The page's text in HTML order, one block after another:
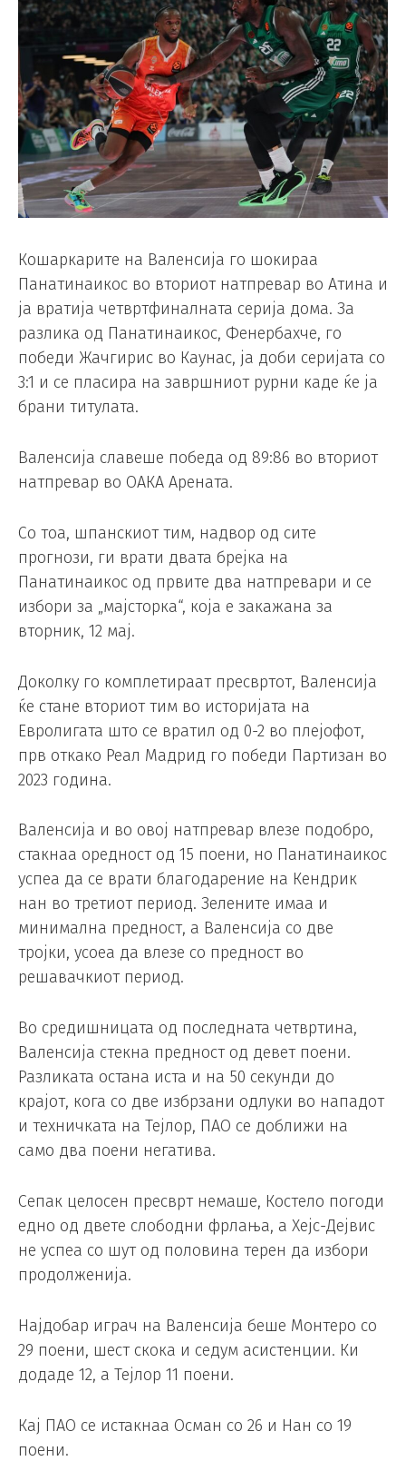
Кошаркарите на Валенсија го шокираа
Панатинаикос во вториот натпревар во Атина и
ја вратија четвртфиналната серија дома. За
разлика од Панатинаикос, Фенербахче, го
победи Жачгирис во Каунас, ја доби серијата со
3:1 и се пласира на завршниот рурни каде ќе ја
брани титулата.
Валенсија славеше победа од 89:86 во вториот
натпревар во ОАКА Арената.
Со тоа, шпанскиот тим, надвор од сите
прогнози, ги врати двата брејка на
Панатинаикос од првите два натпревари и се
избори за „мајсторка“, која е закажана за
вторник, 12 мај.
Доколку го комплетираат пресвртот, Валенсија
ќе стане вториот тим во историјата на
Евролигата што се вратил од 0-2 во плејофот,
прв откако Реал Мадрид го победи Партизан во
2023 година.
Валенсија и во овој натпревар влезе подобро,
стакнаа оредност од 15 поени, но Панатинаикос
успеа да се врати благодарение на Кендрик
нан во третиот период. Зелените имаа и
минимална предност, а Валенсија со две
тројки, усоеа да влезе со предност во
решавачкиот период.
Во средишницата од последната четвртина,
Валенсија стекна предност од девет поени.
Разликата остана иста и на 50 секунди до
крајот, кога со две избрзани одлуки во нападот
и техничката на Тејлор, ПАО се доближи на
само два поени негатива.
Сепак целосен пресврт немаше, Костело погоди
едно од двете слободни фрлања, а Хејс-Дејвис
не успеа со шут од половина терен да избори
продолженија.
Најдобар играч на Валенсија беше Монтеро со
29 поени, шест скока и седум асистенции. Ки
додаде 12, а Тејлор 11 поени.
Кај ПАО се истакнаа Осман со 26 и Нан со 19
поени.